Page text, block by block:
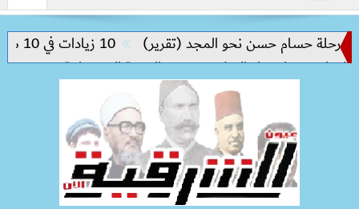
حسام حسن نحو المجد (تقرير)
10 زيادات في 10 سنوات.. هل حان الوقت لرفع دعم البنزين نهائيا؟
مفتاح بناء السلام وتحقيق التنمية المستدامة